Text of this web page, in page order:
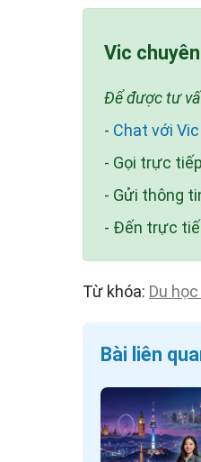
Vic
Để được tư
- Chat với
- Gọi trực
- Gửi thông
- Đến trực
Từ khóa: Du
Bài liên